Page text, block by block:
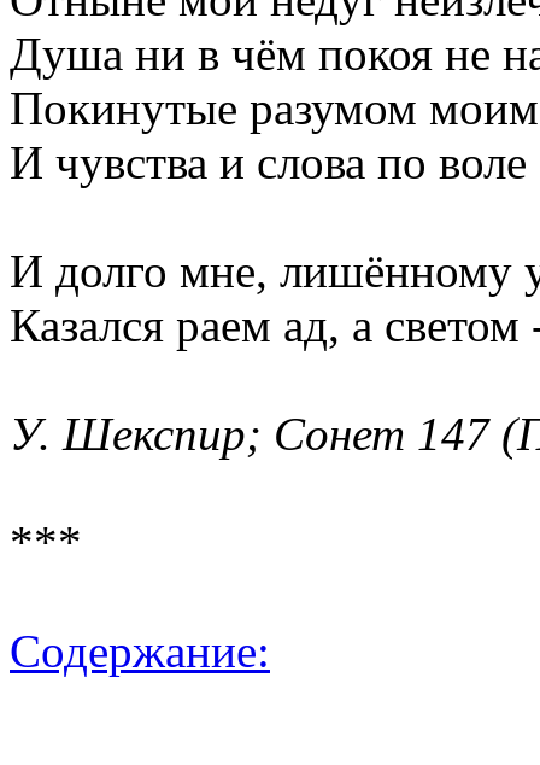
Душа ни в чём покоя не
Покинутые разумом
И чувства и слова по воле
И долго мне, лишённому
Казался раем ад, а
У. Шекспир; Сонет 147
***
Содержание: